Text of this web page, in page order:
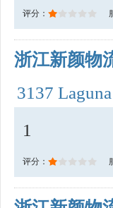
评分：
浙江新颜物
3137
1
评分：